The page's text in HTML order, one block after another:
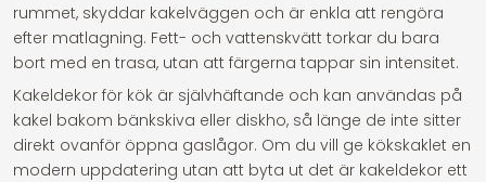
rummet, skyddar kakelväggen och är enkla att rengöra
efter matlagning. Fett- och vattenskvätt torkar du bara
bort med en trasa, utan att färgerna tappar sin intensitet.
Kakeldekor för kök är självhäftande och kan användas på
kakel bakom bänkskiva eller diskho, så länge de inte sitter
direkt ovanför öppna gaslågor. Om du vill ge kökskaklet en
modern uppdatering utan att byta ut det är kakeldekor ett